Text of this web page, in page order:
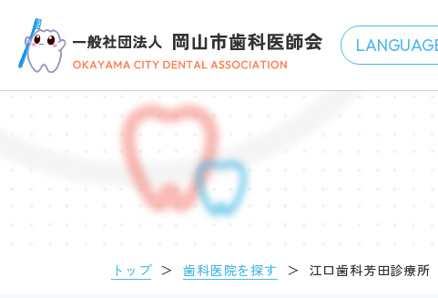
トップ ＞ 歯科医院を探す ＞ 江口歯科芳田診療所